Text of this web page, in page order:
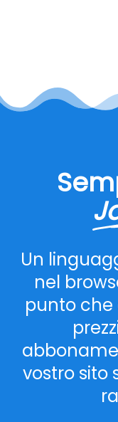
Un
nel
punto che
vostro sito